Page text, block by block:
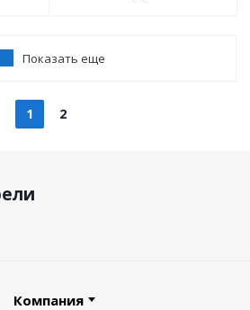
Показать еще
1 2
Компания